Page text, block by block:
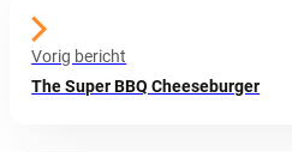
Vorig bericht
The Super BBQ Cheeseburger